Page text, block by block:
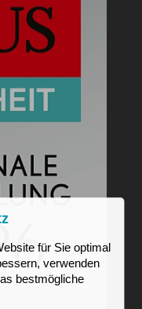
für Sie optimal
verwenden
bestmögliche